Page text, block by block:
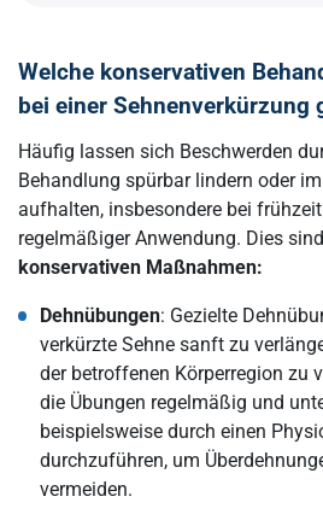
Welche konservativen
bei einer Sehnenverkürzung
Häufig lassen sich Beschwerden
Behandlung spürbar lindern oder
aufhalten, insbesondere bei
regelmäßiger Anwendung. Dies
konservativen Maßnahmen:
Dehnübungen: Gezielte
verkürzte Sehne sanft zu
der betroffenen Körperregion zu
die Übungen regelmäßig und
beispielsweise durch einen
durchzuführen, um
vermeiden.